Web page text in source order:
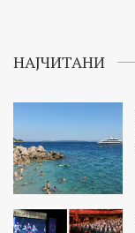
НАЈЧИТАНИ